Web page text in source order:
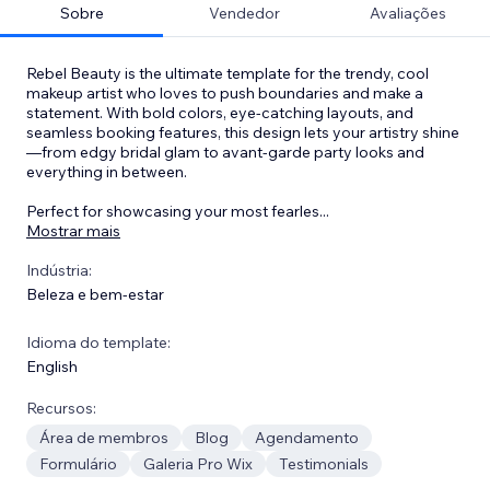
Sobre Vendedor Avaliações
Rebel Beauty is the ultimate template for the trendy, cool
makeup artist who loves to push boundaries and make a
statement. With bold colors, eye-catching layouts, and
seamless booking features, this design lets your artistry shine
—from edgy bridal glam to avant-garde party looks and
everything in between.
Perfect for showcasing your most fearles...
Mostrar mais
Indústria:
Beleza e bem-estar
Idioma do template:
English
Recursos:
Área de membros
Blog
Agendamento
Formulário
Galeria Pro Wix Testimonials